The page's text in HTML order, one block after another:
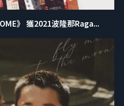
》 獲2021波隆那Raga...